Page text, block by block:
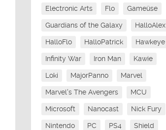
Electronic Arts Flo Gameüse
Guardians of the Galaxy HalloAlex
HalloFlo HalloPatrick Hawkeye
Infinity War Iron Man Kawie
Loki MajorPanno Marvel
Marvel's The Avengers MCU
Microsoft Nanocast Nick Fury
Nintendo PC PS4 Shield